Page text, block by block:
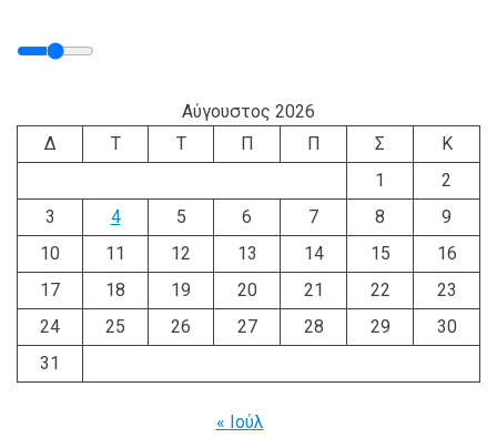
Αύγουστος 2026
Δ
Τ Τ Π Π Σ
Κ
1
2
3
4 5 6 7 8
9
10
11 12 13 14 15
16
17
18 19 20 21 22
23
24
25 26 27 28 29
30
31
« Ιούλ